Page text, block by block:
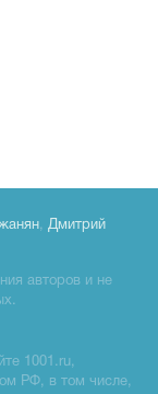
, Дмитрий
авторов и не
1001.ru,
РФ, в том числе,